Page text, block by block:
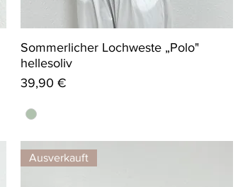
Sommerlicher Lochweste „Polo"
hellesoliv
Preis
39,90 €
Ausverkauft